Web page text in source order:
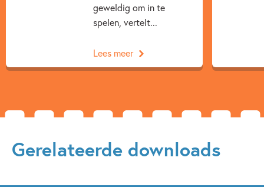
geweldig om in te
spelen, vertelt...
Lees meer
Gerelateerde downloads